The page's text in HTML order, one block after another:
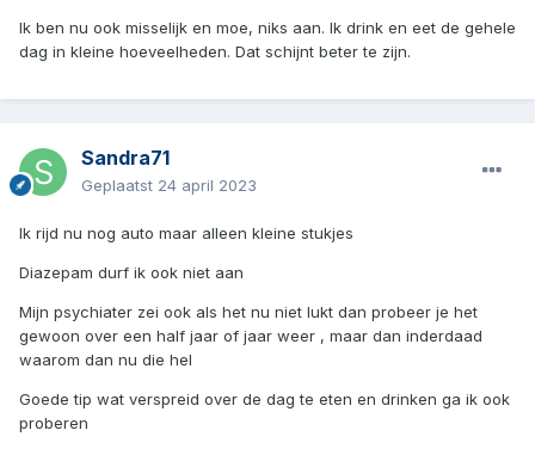
Ik ben nu ook misselijk en moe, niks aan. Ik drink en eet de gehele
dag in kleine hoeveelheden. Dat schijnt beter te zijn.
Sandra71
Geplaatst 24 april 2023
Ik rijd nu nog auto maar alleen kleine stukjes
Diazepam durf ik ook niet aan
Mijn psychiater zei ook als het nu niet lukt dan probeer je het
gewoon over een half jaar of jaar weer , maar dan inderdaad
waarom dan nu die hel
Goede tip wat verspreid over de dag te eten en drinken ga ik ook
proberen